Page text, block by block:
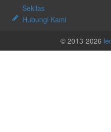
Sekilas
Hubungi Kami
© 2013-2026